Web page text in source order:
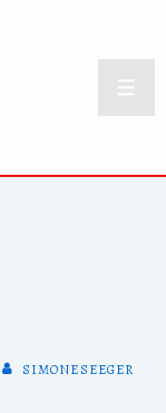
SIMONESEEGER